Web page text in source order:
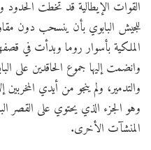
القوات الإيطالية قد تخطت
الملكية بأسوار روما وبدأت في
وانضمت إليها جموع الحاقدين على
والتدمير، ولم ينجو من أيدي
وهو الجزء الذي يحتوي على
المنشآت الأخرى.